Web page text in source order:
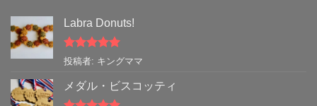
Labra Donuts!
5段階中5の
投稿者: キングママ
メダル・ビスコッティ